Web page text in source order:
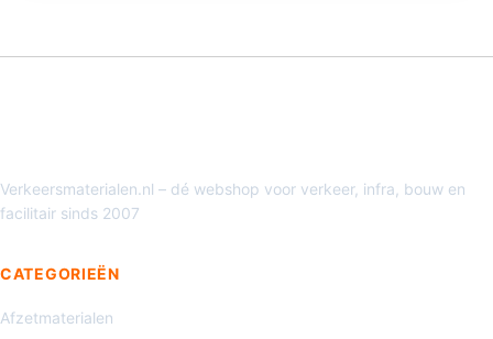
Verkeersmaterialen.nl – dé webshop voor verkeer, infra, bouw en
facilitair sinds 2007
CATEGORIEËN
Afzetmaterialen